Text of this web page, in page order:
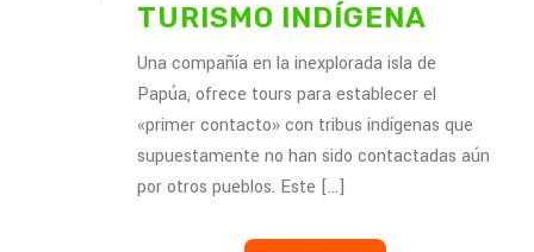
TURISMO INDÍGENA
Una compañía en la inexplorada isla de
Papúa, ofrece tours para establecer el
«primer contacto» con tribus indígenas que
supuestamente no han sido contactadas aún
por otros pueblos. Este [...]